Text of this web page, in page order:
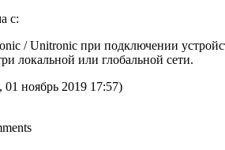
с:
/ Unitronic при подключении
локальной или глобальной сети.
01 ноябрь 2019 17:57)